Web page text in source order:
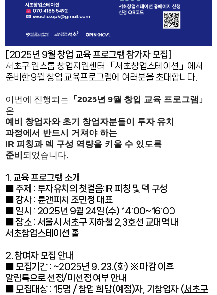
[2025년 9월 창업 교육 프로그램 참가자 모집]
서초구 원스톱 창업지원센터 「서초창업스테이션」에서
준비한 9월 창업 교육프로그램에 여러분을 초대합니다.
이번에 진행되는 「2025년 9월 창업 교육 프로그램」
은
예비 창업자와 초기 창업자분들이 투자 유치
과정에서 반드시 거쳐야 하는
IR 피칭과 덱 구성 역량을 키울 수 있도록
준비 되었습니다.
1. 교육 프로그램 소개
■ 주제 : 투자유치의 첫걸음:IR 피칭 및 덱 구성
■ 강사 : 튠앤피치 조민정 대표
■ 일시 : 2025년 9월 24일(수) 14:00~16:00
■ 장소 : 서울시 서초구 지하철 2,3호선 교대역 내
서초창업스테이션 홀
2. 참여자 모집 안내
■ 모집기간 : ~2025년 9. 23.(화) ※ 마감 이후
알림톡으로 선정/미선정 여부 안내
■ 모집대상 : 15명 / 창업 희망(예정)자, 기창업자 (서초구